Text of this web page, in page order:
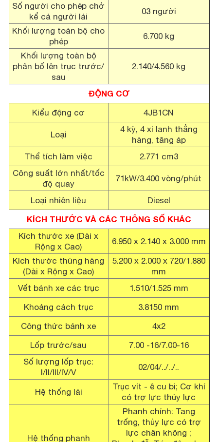
Số người cho phép chở
kể cả người lái
03 người
Khối lượng toàn bộ cho
phép
6.700 kg
Khối lượng toàn bộ
phân bố lên trục trước/
sau
2.140/4.560 kg
ĐỘNG CƠ
Kiểu động cơ 4JB1CN
Loại
4 kỳ, 4 xi lanh thẳng
hàng, tăng áp
Thể tích làm việc
2.771 cm3
Công suất lớn nhất/tốc
độ quay
71kW/3.400 vòng/phút
Loại nhiên liệu Diesel
KÍCH THƯỚC VÀ CÁC THÔNG SỐ KHÁC
Kích thước xe (Dài x
Rộng x Cao)
6.950 x 2.140 x 3.000 mm
Kích thước thùng hàng
(Dài x Rộng x Cao)
5.200 x 2.000 x 720/1.880
mm
Vết bánh xe các trục
1.510/1.525 mm
Khoảng cách trục
3.8150 mm
Công thức bánh xe
4x2
Lốp trước/sau
7.00 -16/7.00-16
Số lượng lốp trục:
I/II/III/IV/V
02/04/../../..
Hệ thống lái
Trục vít - ê cu bi; Cơ khí
có trợ lực thủy lực
Hệ thống phanh
Phanh chính: Tang
trống, thủy lực có trợ
lực chân không ;